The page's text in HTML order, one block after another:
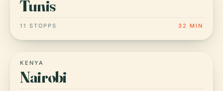
Tunis
11 STOPPS 32 MIN
KENYA
Nairobi